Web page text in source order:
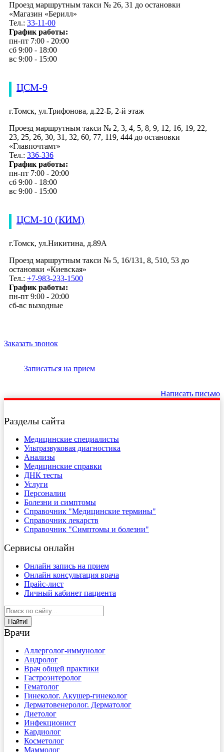
Проезд маршрутным такси № 26, 31 до остановки
«Магазин «Берилл»
Тел.: 33-11-00
График работы:
пн-пт 7:00 - 20:00
сб 9:00 - 18:00
вс 9:00 - 15:00
ЦСМ-9
г.Томск, ул.Трифонова, д.22-Б, 2-й этаж
Проезд маршрутным такси № 2, 3, 4, 5, 8, 9, 12, 16, 19, 22,
23, 25, 26, 30, 31, 32, 60, 77, 119, 444 до остановки
«Главпочтамт»
Тел.: 336-336
График работы:
пн-пт 7:00 - 20:00
сб 9:00 - 18:00
вс 9:00 - 15:00
ЦСМ-10 (КИМ)
г.Томск, ул.Никитина, д.89А
Проезд маршрутным такси № 5, 16/131, 8, 510, 53 до
остановки «Киевская»
Тел.: +7-983-233-1500
График работы:
пн-пт 9:00 - 20:00
сб-вс выходные
Заказать звонок
Записаться на прием
Написать письмо
Разделы сайта
Медицинские специалисты
Ультразвуковая диагностика
Анализы
Медицинские справки
ДНК тесты
Услуги
Персоналии
Болезни и симптомы
Справочник "Медицинские термины"
Справочник лекарств
Справочник "Симптомы и болезни"
Сервисы онлайн
Онлайн запись на прием
Онлайн консультация врача
Прайс-лист
Личный кабинет пациента
Найти!
Врачи
Аллерголог-иммунолог
Андролог
Врач общей практики
Гастроэнтеролог
Гематолог
Гинеколог. Акушер-гинеколог
Дерматовенеролог. Дерматолог
Диетолог
Инфекционист
Кардиолог
Косметолог
Маммолог